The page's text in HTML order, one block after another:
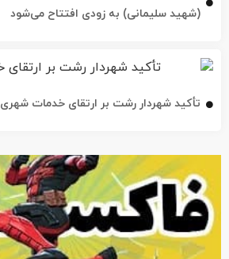
(شهید سلیمانی) به زودی افتتاح می‌شود
تأکید شهردار رشت بر ارتقای خدمات شهری